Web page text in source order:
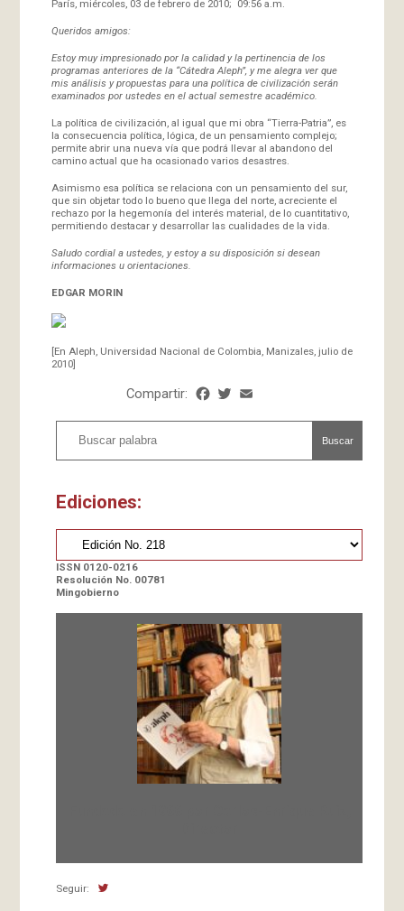
París, miércoles, 03 de febrero de 2010; 09:56 a.m.
Queridos amigos:
Estoy muy impresionado por la calidad y la pertinencia de los
programas anteriores de la “Cátedra Aleph”, y me alegra ver que
mis análisis y propuestas para una política de civilización serán
examinados por ustedes en el actual semestre académico.
La política de civilización, al igual que mi obra “Tierra-Patria”, es
la consecuencia política, lógica, de un pensamiento complejo;
permite abrir una nueva vía que podrá llevar al abandono del
camino actual que ha ocasionado varios desastres.
Asimismo esa política se relaciona con un pensamiento del sur,
que sin objetar todo lo bueno que llega del norte, acreciente el
rechazo por la hegemonía del interés material, de lo cuantitativo,
permitiendo destacar y desarrollar las cualidades de la vida.
Saludo cordial a ustedes, y estoy a su disposición si desean
informaciones u orientaciones.
EDGAR MORIN
[En Aleph, Universidad Nacional de Colombia, Manizales, julio de
2010]
Compartir: Facebook
Twitter
Buscar
Ediciones:
ISSN 0120-0216
Resolución No. 00781
Mingobierno
Seguir: